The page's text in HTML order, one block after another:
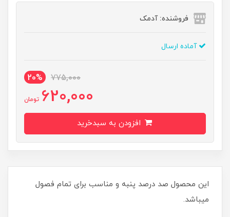
فروشنده: آدمک
آماده ارسال
775,000
20%
620,000 تومان
این محصول صد درصد پنبه و مناسب برای تمام فصول
میباشد.